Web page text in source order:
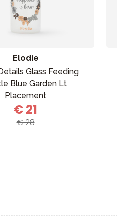
Elodie
Glass Feeding
Blue Garden Lt
Placement
€ 21
€ 28